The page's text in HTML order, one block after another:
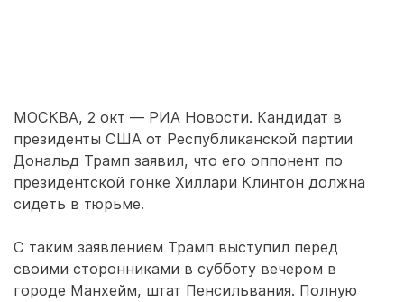
МОСКВА, 2 окт — РИА Новости. Кандидат в
президенты США от Республиканской партии
Дональд Трамп заявил, что его оппонент по
президентской гонке Хиллари Клинтон должна
сидеть в тюрьме.
С таким заявлением Трамп выступил перед
своими сторонниками в субботу вечером в
городе Манхейм, штат Пенсильвания. Полную